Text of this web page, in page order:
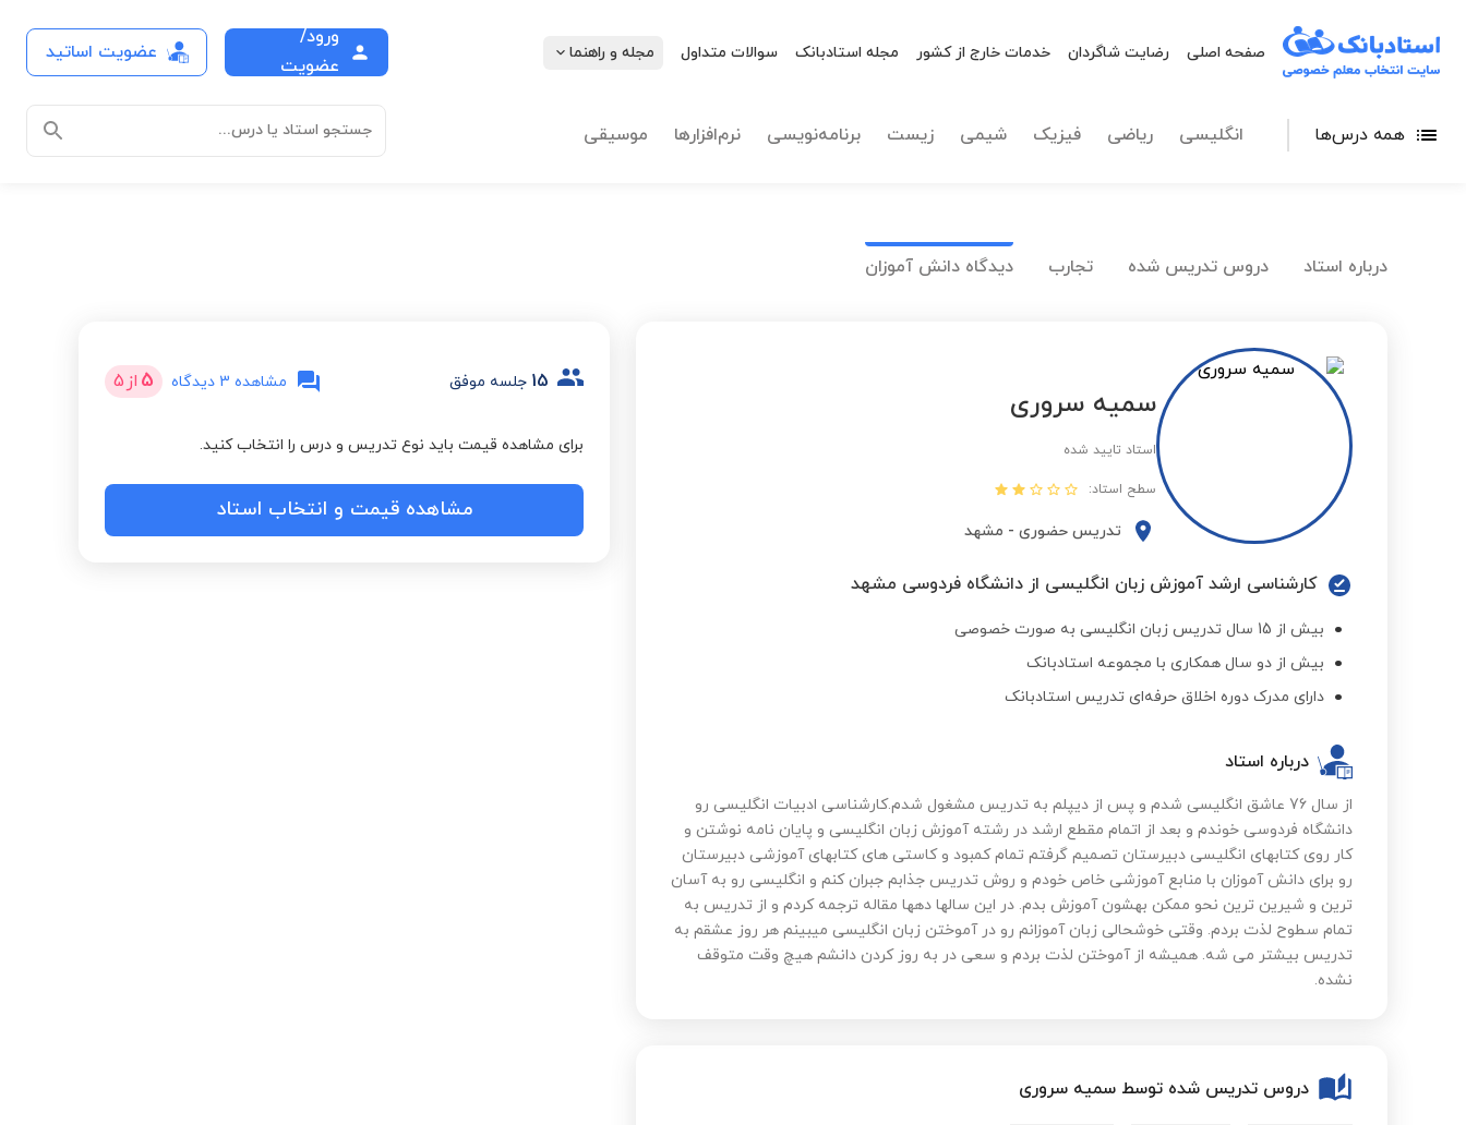
صفحه اصلی رضایت شاگردان خدمات خارج از کشور مجله استادبانک سوالات متداول مجله و راهنما
ورود/
عضویت
عضویت اساتید
همه درس‌ها انگلیسی ریاضی فیزیک شیمی زیست برنامه‌نویسی نرم‌افزارها موسیقی جستجو استاد یا درس...
درباره استاد دروس تدریس شده تجارب دیدگاه دانش آموزان
سمیه سروری
استاد تایید شده
سطح استاد:
تدریس حضوری - مشهد
کارشناسی ارشد آموزش زبان انگلیسی از دانشگاه فردوسی مشهد
بیش از 15 سال تدریس زبان انگلیسی به صورت خصوصی
بیش از دو سال همکاری با مجموعه استادبانک
دارای مدرک دوره اخلاق حرفه‌ای تدریس استادبانک
درباره استاد
از سال 76 عاشق انگلیسی شدم و پس از دیپلم به تدریس مشغول شدم.کارشناسی ادبیات انگلیسی رو
دانشگاه فردوسی خوندم و بعد از اتمام مقطع ارشد در رشته آموزش زبان انگلیسی و پایان نامه نوشتن و
کار روی کتابهای انگلیسی دبیرستان تصمیم گرفتم تمام کمبود و کاستی های کتابهای آموزشی دبیرستان
رو برای دانش آموزان با منابع آموزشی خاص خودم و روش تدریس جذابم جبران کنم و انگلیسی رو به آسان
ترین و شیرین ترین نحو ممکن بهشون آموزش بدم. در این سالها دهها مقاله ترجمه کردم و از تدریس به
تمام سطوح لذت بردم. وقتی خوشحالی زبان آموزانم رو در آموختن زبان انگلیسی میبینم هر روز عشقم به
تدریس بیشتر می شه. همیشه از آموختن لذت بردم و سعی در به روز کردن دانشم هیچ وقت متوقف
نشده.
دروس تدریس شده توسط سمیه سروری
15 جلسه موفق مشاهده 3 دیدگاه 5 از 5
برای مشاهده قیمت باید نوع تدریس و درس را انتخاب کنید.
مشاهده قیمت و انتخاب استاد